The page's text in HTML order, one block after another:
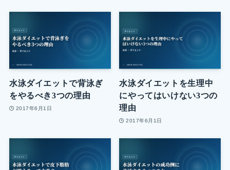
水泳ダイエットで背泳ぎ
をやるべき3つの理由
2017年6月1日
水泳ダイエットを生理中
にやってはいけない3つの
理由
2017年6月1日